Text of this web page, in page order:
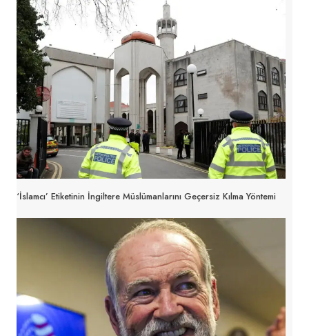
‘İslamcı’ Etiketinin İngiltere Müslümanlarını Geçersiz Kılma Yöntemi